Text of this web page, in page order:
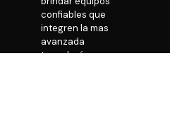
confiables que
integren la mas
avanzada
tecnología en